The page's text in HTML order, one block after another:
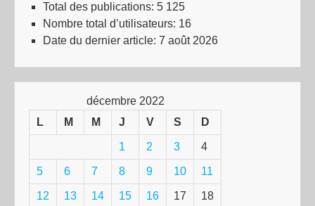
Total des publications: 5 125
Nombre total d’utilisateurs: 16
Date du dernier article: 7 août 2026
décembre 2022
L
M M J V S D
1 2 3 4
5 6 7 8 9 10 11
12 13 14 15 16 17 18